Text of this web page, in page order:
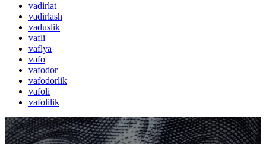
vadirlat
vadirlash
vaduslik
vafli
vaflya
vafo
vafodor
vafodorlik
vafoli
vafolilik